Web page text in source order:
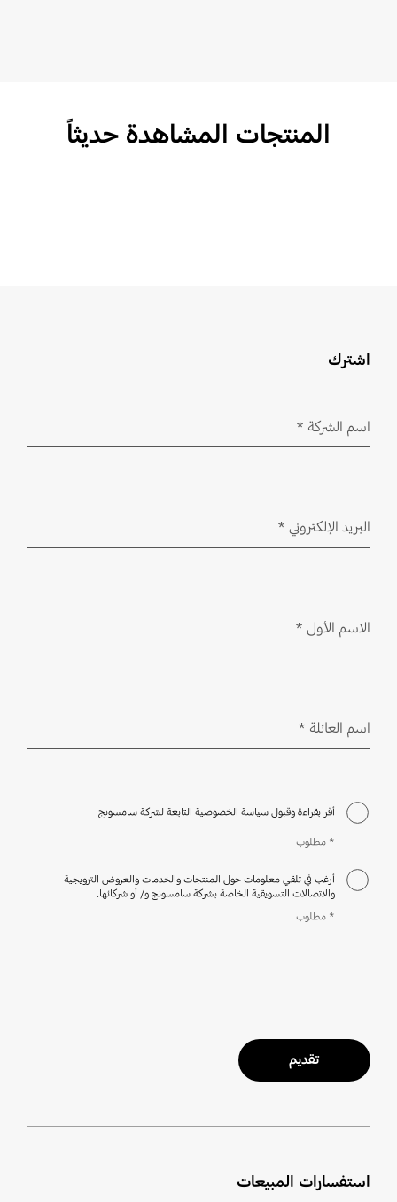
المنتجات المشاهدة حديثاً
اشترك
اسم الشركة *
البريد الإلكتروني *
الاسم الأول *
اسم العائلة *
أقر بقراءة وقبول سياسة الخصوصية التابعة لشركة سامسونج
* مطلوب
أرغب في تلقي معلومات حول المنتجات والخدمات والعروض الترويجية
والاتصالات التسويقية الخاصة بشركة سامسونج و/ أو شركائها.
* مطلوب
تقديم
استفسارات المبيعات